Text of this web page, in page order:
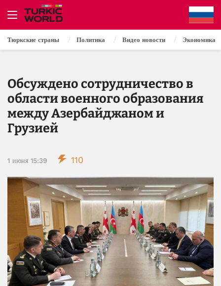
Тюркские страны Политика Видео новости Экономика
Обсуждено сотрудничество в
области военного образования
между Азербайджаном и
Грузией
1 июня 15:39 110